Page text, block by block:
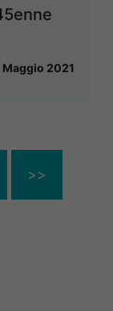
Maggio 2021
>>